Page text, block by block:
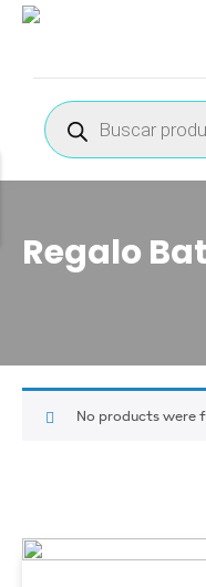
Búsqueda
de
productos
Regalo
No products were